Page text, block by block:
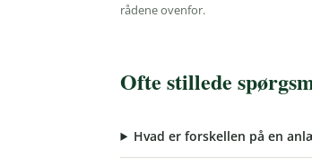
rådene ovenfor.
Ofte stillede
Hvad er forskellen på en